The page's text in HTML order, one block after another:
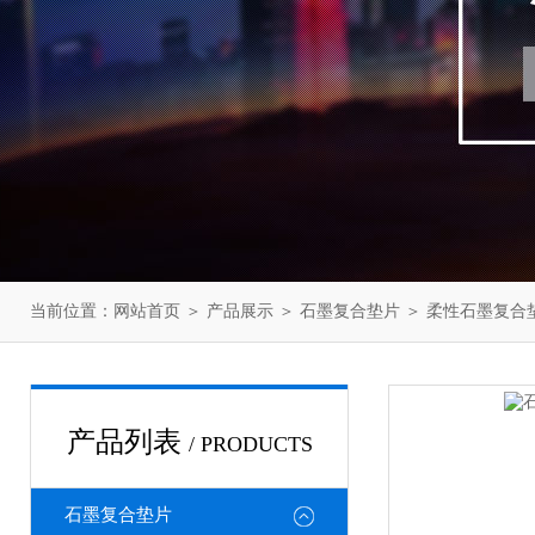
当前位置： 网站首页 ＞ 产品展示 ＞ 石墨复合垫片 ＞ 柔性石墨复合
产品列表 / PRODUCTS
石墨复合垫片